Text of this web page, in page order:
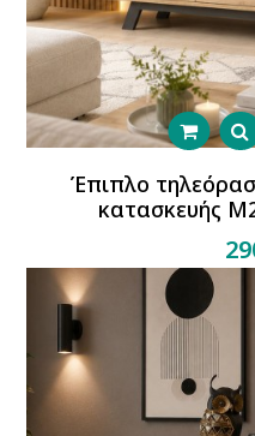
Έπιπλο
κατασκευής